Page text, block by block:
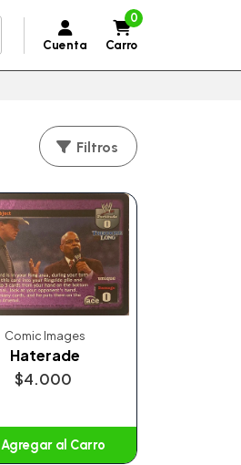
Cuenta
0
Carro
Filtros
Comic Images
Haterade
$4.000
Agregar al Carro